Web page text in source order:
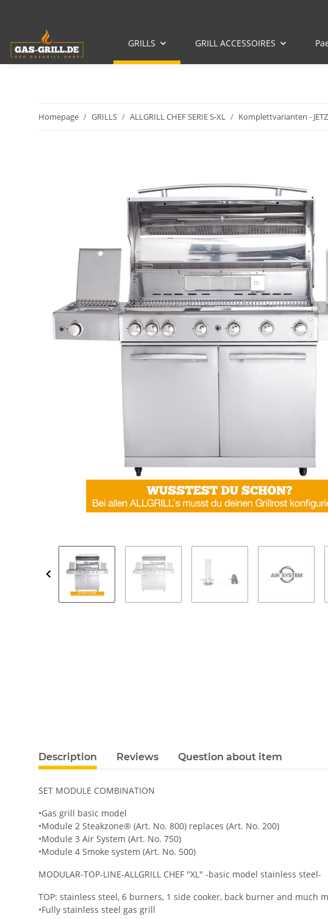
GRILLS GRILL ACCESSOIRES
Homepage GRILLS ALLGRILL CHEF SERIE S-XL Komplettvarianten -
Description Reviews Question about item
SET MODULE COMBINATION
•Gas grill basic model
•Module 2 Steakzone® (Art. No. 800) replaces (Art. No. 200)
•Module 3 Air System (Art. No. 750)
•Module 4 Smoke system (Art. No. 500)
MODULAR-TOP-LINE-ALLGRILL CHEF "XL" -basic model stainless steel-
TOP: stainless steel, 6 burners, 1 side cooker, back burner and much
•Fully stainless steel gas grill